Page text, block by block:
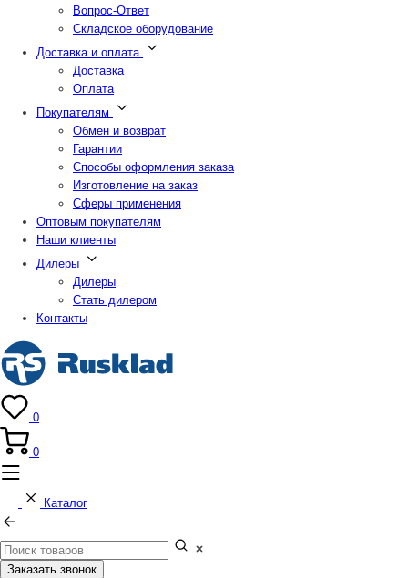
Вопрос-Ответ
Складское оборудование
Доставка и оплата
Доставка
Оплата
Покупателям
Обмен и возврат
Гарантии
Способы оформления заказа
Изготовление на заказ
Сферы применения
Оптовым покупателям
Наши клиенты
Дилеры
Дилеры
Стать дилером
Контакты
0
0
Каталог
Заказать звонок